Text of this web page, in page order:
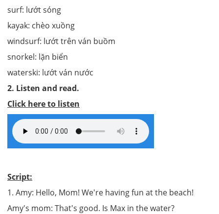
surf: lướt sóng
kayak: chèo xuồng
windsurf: lướt trên ván buồm
snorkel: lặn biển
waterski: lướt ván nước
2. Listen and read.
Click here to listen
Script:
1. Amy: Hello, Mom! We're having fun at the beach!
Amy's mom: That's good. Is Max in the water?